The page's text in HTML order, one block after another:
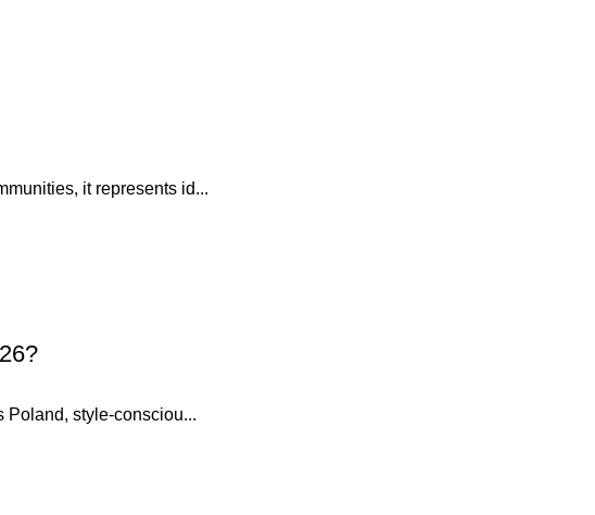
it represents id...
Poland, style-consciou...